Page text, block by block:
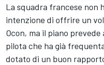
La squadra francese non
intenzione di offrire un
Ocon, ma il piano
pilota che ha già
dotato di un buon